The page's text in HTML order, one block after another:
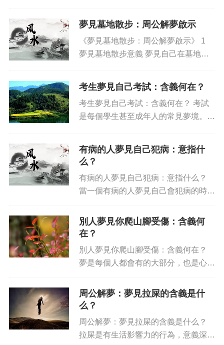
識朋友，獲得社會的關注與認可。而實
際的結果，則取決于你本人努力...
夢見墓地散步：周公解夢啟示
《夢見墓地散步：周公解夢啟示》 1
夢見墓地散步意義 夢見自己在墓地散
為一種不太天花亂墜的行為甚至是有些
破壞性的舉動。就據周公...
考生夢見自己考試：含義何在？
考生夢見自己考試：含義何在？ 考試
是每個學生甚至成年人的常見夢境。你
考試夢的出現代表你可能會在日常生活
或者學習中經歷一段艱辛的時期...
有病的人夢見自己犯病：意指什
么？
有病的人夢見自己犯病：意指什么？
當一個有病的人夢見自己會犯病的時
可能已經開始蔓延了。 這種夢想可能
是某種警告信號，這樣他們就可以盡快
別人夢見你爬山腳受傷：含義何
在？
別人夢見你爬山腳受傷：含義何在？
夢是每個人都會有的大部分，也是心理
夢見你爬山腳受傷”這樣的夢呢？夢見
別人夢見你爬山腳受傷，有哪些內涵，
周公解夢：夢見拉屎的含義是什
么？
周公解夢：夢見拉屎的含義是什么？
拉屎是有生活影響力的行為，意義深